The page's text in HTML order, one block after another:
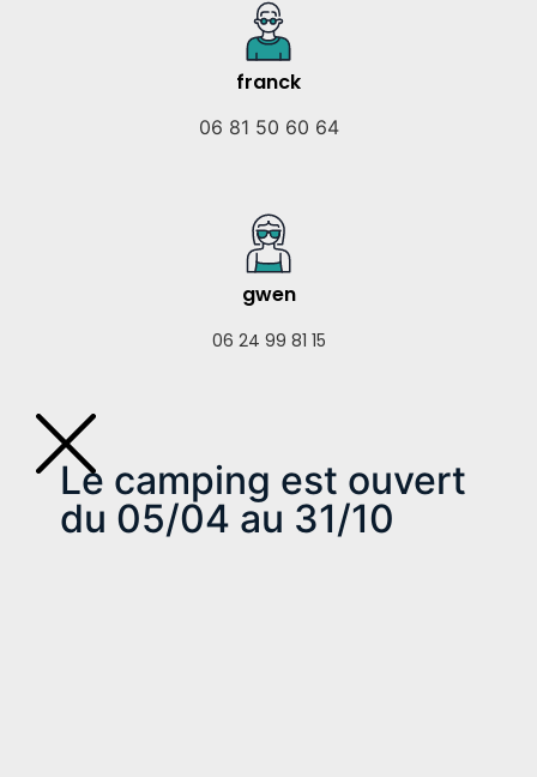
franck
06 81 50 60 64
gwen
06 24 99 81 15
Le camping est ouvert
du 05/04 au 31/10